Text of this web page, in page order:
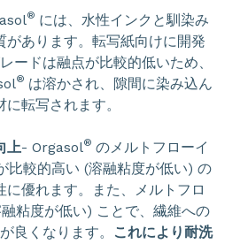
® には、水性インクと馴染み
があります。転写紙向けに開発
ードは融点が比較的低いため、
® は溶かされ、隙間に染み込ん
転写されます。
上- Orgasol® のメルトフローイ
比較的高い (溶融粘度が低い) の
に優れます。また、メルトフロ
粘度が低い) ことで、繊維への
良くなります。
これにより耐洗